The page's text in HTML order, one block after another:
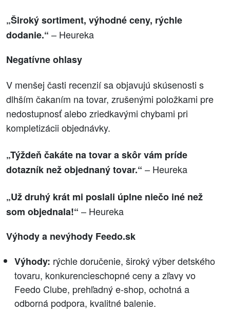
„Široký sortiment, výhodné ceny, rýchle
dodanie.“ – Heureka
Negatívne ohlasy
V menšej časti recenzií sa objavujú skúsenosti s
dlhším čakaním na tovar, zrušenými položkami pre
nedostupnosť alebo zriedkavými chybami pri
kompletizácii objednávky.
„Týždeň čakáte na tovar a skôr vám príde
dotazník než objednaný tovar.“ – Heureka
„Už druhý krát mi poslali úplne niečo iné než
som objednala!“ – Heureka
Výhody a nevýhody Feedo.sk
Výhody: rýchle doručenie, široký výber detského
tovaru, konkurencieschopné ceny a zľavy vo
Feedo Clube, prehľadný e‑shop, ochotná a
odborná podpora, kvalitné balenie.